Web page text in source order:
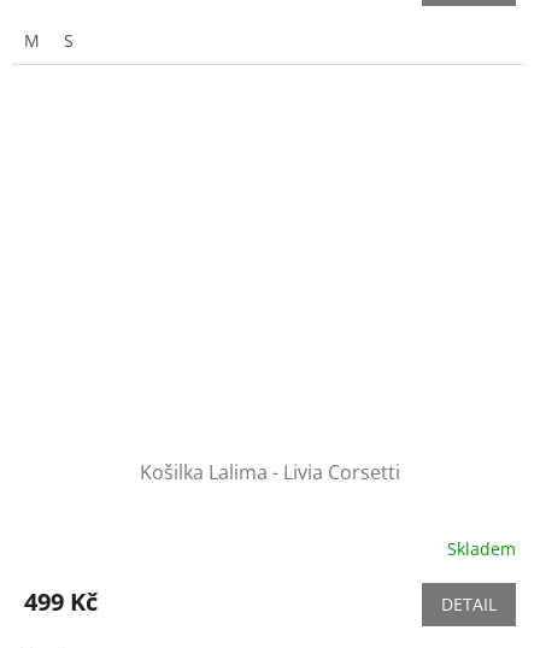
M S
Košilka Lalima - Livia Corsetti
Skladem
499 Kč DETAIL